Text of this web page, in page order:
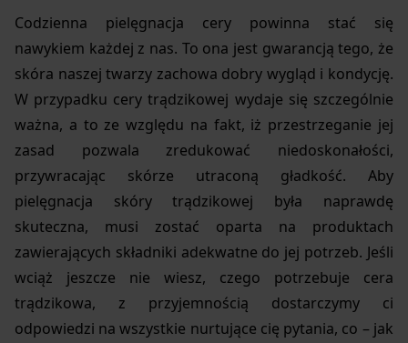
Codzienna pielęgnacja cery powinna stać się
nawykiem każdej z nas. To ona jest gwarancją tego, że
skóra naszej twarzy zachowa dobry wygląd i kondycję.
W przypadku cery trądzikowej wydaje się szczególnie
ważna, a to ze względu na fakt, iż przestrzeganie jej
zasad pozwala zredukować niedoskonałości,
przywracając skórze utraconą gładkość. Aby
pielęgnacja skóry trądzikowej była naprawdę
skuteczna, musi zostać oparta na produktach
zawierających składniki adekwatne do jej potrzeb. Jeśli
wciąż jeszcze nie wiesz, czego potrzebuje cera
trądzikowa, z przyjemnością dostarczymy ci
odpowiedzi na wszystkie nurtujące cię pytania, co – jak